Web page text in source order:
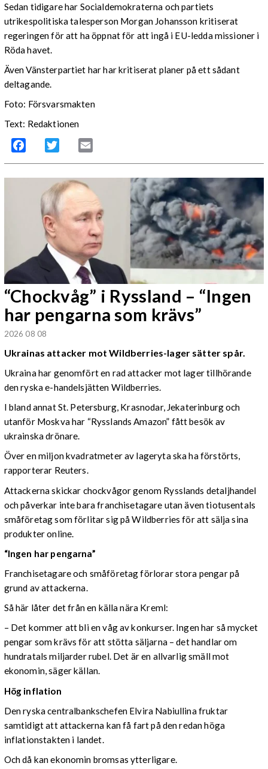
Sedan tidigare har Socialdemokraterna och partiets
utrikespolitiska talesperson Morgan Johansson kritiserat
regeringen för att ha öppnat för att ingå i EU-ledda missioner i
Röda havet.
Även Vänsterpartiet har har kritiserat planer på ett sådant
deltagande.
Foto: Försvarsmakten
Text: Redaktionen
Facebook Twitter
“Chockvåg” i Ryssland – “Ingen
har pengarna som krävs”
2026 08 08
Ukrainas attacker mot Wildberries-lager sätter spår.
Ukraina har genomfört en rad attacker mot lager tillhörande
den ryska e-handelsjätten Wildberries.
I bland annat St. Petersburg, Krasnodar, Jekaterinburg och
utanför Moskva har “Rysslands Amazon” fått besök av
ukrainska drönare.
Över en miljon kvadratmeter av lageryta ska ha förstörts,
rapporterar Reuters.
Attackerna skickar chockvågor genom Rysslands detaljhandel
och påverkar inte bara franchisetagare utan även tiotusentals
småföretag som förlitar sig på Wildberries för att sälja sina
produkter online.
“Ingen har pengarna”
Franchisetagare och småföretag förlorar stora pengar på
grund av attackerna.
Så här låter det från en källa nära Kreml:
– Det kommer att bli en våg av konkurser. Ingen har så mycket
pengar som krävs för att stötta säljarna – det handlar om
hundratals miljarder rubel. Det är en allvarlig smäll mot
ekonomin, säger källan.
Hög inflation
Den ryska centralbankschefen Elvira Nabiullina fruktar
samtidigt att attackerna kan få fart på den redan höga
inflationstakten i landet.
Och då kan ekonomin bromsas ytterligare.